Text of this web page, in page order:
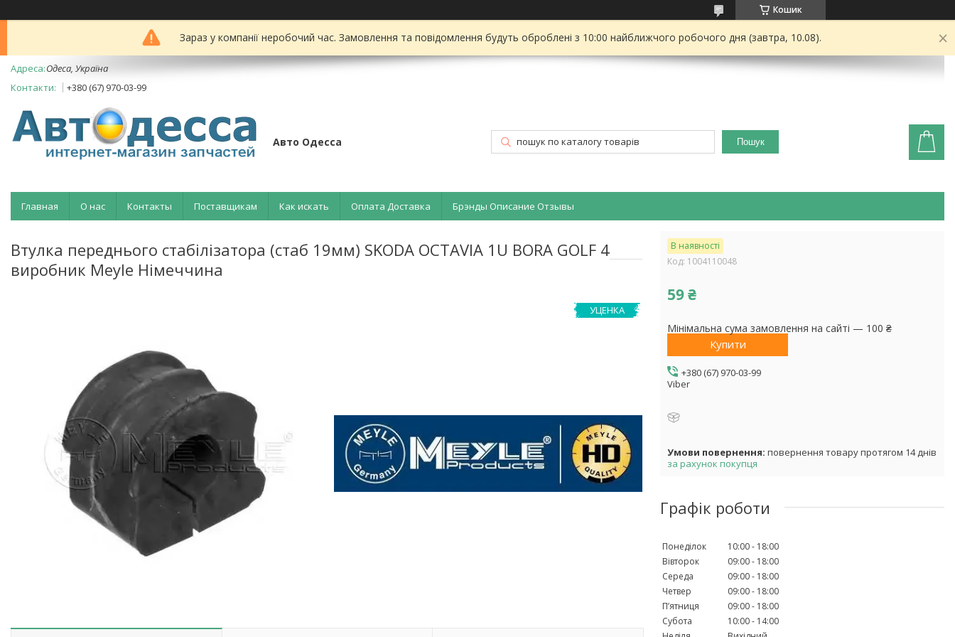
Кошик
Зараз у компанії неробочий час. Замовлення та повідомлення будуть оброблені з 10:00 найближчого робочого дня (завтра, 10.08).
Одеса, Україна
+380 (67) 970-03-99
Авто Одесса Пошук
Главная О нас Контакты Поставщикам Как искать Оплата Доставка Брэнды Описание Отзывы
Втулка переднього стабілізатора (стаб 19мм) SKODA OCTAVIA 1U BORA GOLF 4
виробник Meyle Німеччина
УЦЕНКА
В наявності
Код: 1004110048
59 ₴
Мінімальна сума замовлення на сайті — 100 ₴
Купити
+380 (67) 970-03-99
Viber
повернення товару протягом 14 днів
за рахунок покупця
Графік роботи
Понеділок 10:00
18:00
Вівторок
09:00
18:00
Середа
09:00
18:00
Четвер
09:00
18:00
Пʼятниця
09:00
18:00
Субота
10:00
14:00